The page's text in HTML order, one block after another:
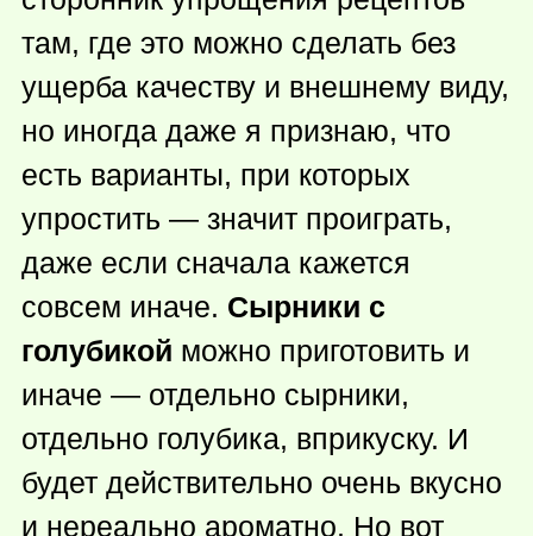
там, где это можно сделать без
ущерба качеству и внешнему виду,
но иногда даже я признаю, что
есть варианты, при которых
упростить — значит проиграть,
даже если сначала кажется
совсем иначе. Сырники с
голубикой можно приготовить и
иначе — отдельно сырники,
отдельно голубика, вприкуску. И
будет действительно очень вкусно
и нереально ароматно. Но вот